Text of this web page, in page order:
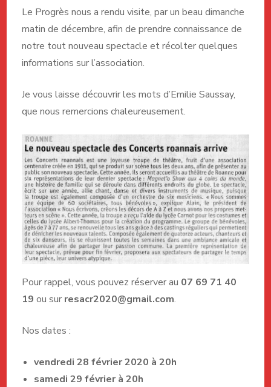
Le Progrès nous a rendu visite, par un beau dimanche
matin de décembre, afin de prendre connaissance de
notre tout nouveau spectacle et récolter quelques
informations sur l’association.
Je vous laisse découvrir les mots d’Emilie Saussay,
que nous remercions chaleureusement.
Pour rappel, vous pouvez réserver au 07 69 71 40
19 ou sur resacr2020@gmail.com.
Nos dates :
vendredi 28 février 2020 à 20h
samedi 29 février à 20h